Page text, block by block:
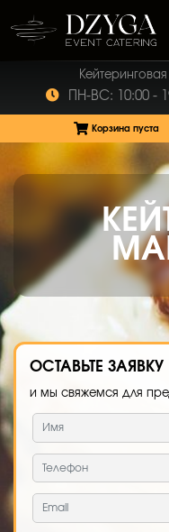
ПН-ВС: 10:00 -
Корзина пуста
ОСТАВЬТЕ ЗАЯВКУ
и мы свяжемся для